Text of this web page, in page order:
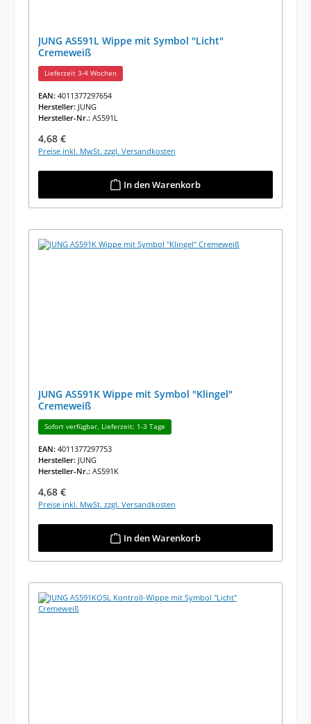
JUNG AS591L Wippe mit Symbol "Licht"
Cremeweiß
Lieferzeit 3-4 Wochen
EAN: 4011377297654
Hersteller: JUNG
Hersteller-Nr.: AS591L
Regulärer Preis:
4,68 €
Preise inkl. MwSt. zzgl. Versandkosten
In den Warenkorb
JUNG AS591K Wippe mit Symbol "Klingel"
Cremeweiß
Sofort verfügbar, Lieferzeit: 1-3 Tage
EAN: 4011377297753
Hersteller: JUNG
Hersteller-Nr.: AS591K
Regulärer Preis:
4,68 €
Preise inkl. MwSt. zzgl. Versandkosten
In den Warenkorb